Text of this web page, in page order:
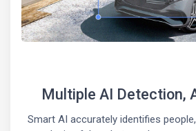
Multiple AI Detection,
Smart AI accurately identifies